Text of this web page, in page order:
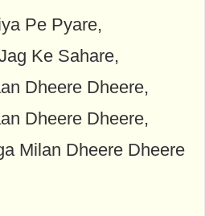
Pe Pyare,
Ke Sahare,
Dheere Dheere,
Dheere Dheere,
Milan Dheere Dheere